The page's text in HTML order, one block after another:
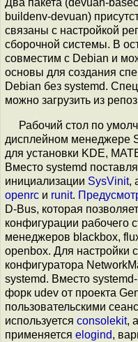
Два пакета (devuan-
buildenv-devuan)
связаны с настройкой
сборочной системы. В
совместим с Debian и
основы для создания
Debian без systemd.
можно загрузить из
Рабочий стол по
дисплейном менеджере
для установки KDE,
Вместо systemd
инициализации SysVinit,
openrc и runit.
D-Bus, которая
конфигурации рабочего
менеджеров blackbox,
openbox. Для настройки
конфигуратора
systemd. Вместо
форк udev от проекта
пользовательскими
используется consolekit,
применяется elogind,